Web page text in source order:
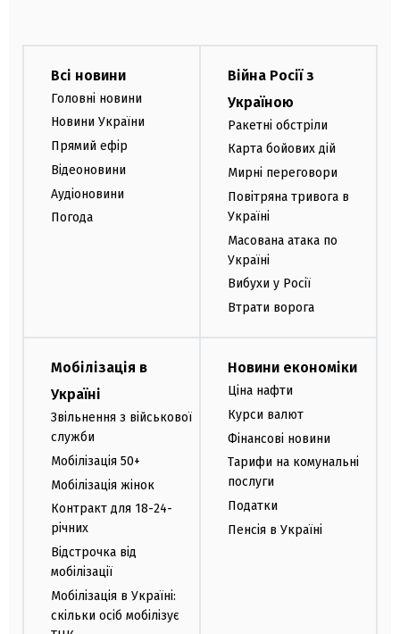
Всі новини
Головні новини
Новини України
Прямий ефір
Відеоновини
Аудіоновини
Погода
Війна Росії з
Україною
Ракетні обстріли
Карта бойових дій
Мирні переговори
Повітряна тривога в
Україні
Масована атака по
Україні
Вибухи у Росії
Втрати ворога
Мобілізація в
Україні
Звільнення з військової
служби
Мобілізація 50+
Мобілізація жінок
Контракт для 18-24-
річних
Відстрочка від
мобілізації
Мобілізація в Україні:
скільки осіб мобілізує
Новини економіки
Ціна нафти
Курси валют
Фінансові новини
Тарифи на комунальні
послуги
Податки
Пенсія в Україні